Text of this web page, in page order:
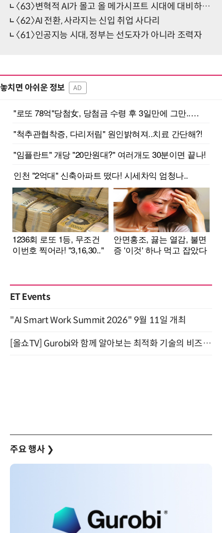
〈63〉변혁적 AI가 몰고 올 메가시프트 시대에 대비하려면
〈62〉AI 전환, 사라지는 신입 취업 사다리
〈61〉인공지능 시대, 정부는 선도자가 아니라 조력자
놓치면 아쉬운 정보 AD
ET Events
"AI Smart Work Summit 2026" 9월 11일 개최
[올쇼TV] Gurobi와 함께 알아보는 최적화 기술의 비즈니스 활용 (8월 20일 생방송)
주요 행사 ❯